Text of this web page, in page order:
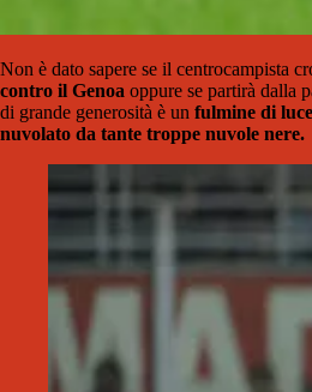
Non è dato sapere se il centrocampista
contro il Genoa oppure se partirà dalla
di grande generosità è un fulmine di
nuvolato da tante troppe nuvole nere.